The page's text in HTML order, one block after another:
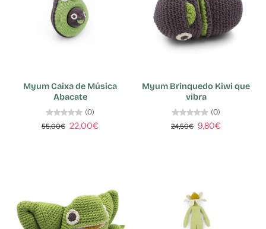
Myum Caixa de Música
Abacate
(0)
55,00€ 22,00€
Myum Brinquedo Kiwi que
vibra
(0)
24,50€ 9,80€